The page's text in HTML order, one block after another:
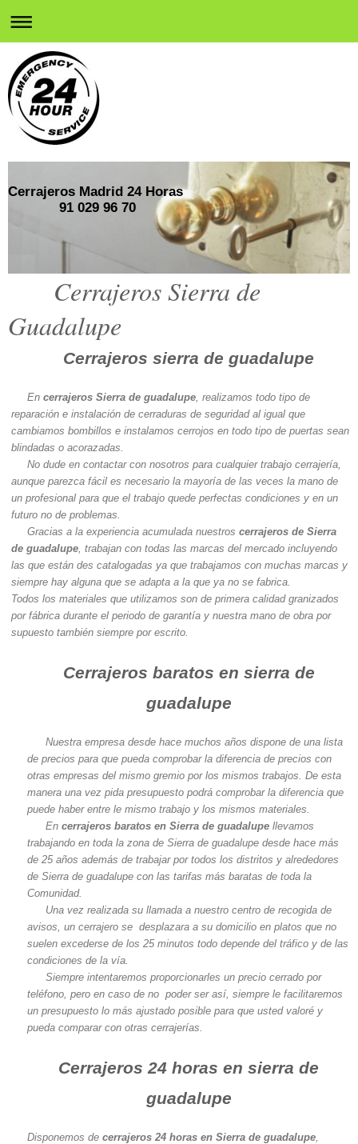
Cerrajeros Madrid 24 Horas
91 029 96 70
Cerrajeros Sierra de
Guadalupe
Cerrajeros sierra de guadalupe
En cerrajeros Sierra de guadalupe , realizamos todo tipo de
reparación e instalación de cerraduras de seguridad al igual que
cambiamos bombillos e instalamos cerrojos en todo tipo de puertas sean
blindadas o acorazadas.
No dude en contactar con nosotros para cualquier trabajo cerrajería,
aunque parezca fácil es necesario la mayoría de las veces la mano de
un profesional para que el trabajo quede perfectas condiciones y en un
futuro no de problemas.
Gracias a la experiencia acumulada nuestros cerrajeros de Sierra
de guadalupe , trabajan con todas las marcas del mercado incluyendo
las que están des catalogadas ya que trabajamos con muchas marcas y
siempre hay alguna que se adapta a la que ya no se fabrica.
Todos los materiales que utilizamos son de primera calidad granizados
por fábrica durante el periodo de garantía y nuestra mano de obra por
supuesto también siempre por escrito.
Cerrajeros baratos en sierra de
guadalupe
Nuestra empresa desde hace muchos años dispone de una lista
de precios para que pueda comprobar la diferencia de precios con
otras empresas del mismo gremio por los mismos trabajos. De esta
manera una vez pida presupuesto podrá comprobar la diferencia que
puede haber entre le mismo trabajo y los mismos materiales.
Encerrajeros baratos en Sierra de guadalupe llevamos
trabajando en toda la zona de Sierra de guadalupe desde hace más
de 25 años además de trabajar por todos los distritos y alrededores
de Sierra de guadalupe con las tarifas más baratas de toda la
Comunidad.
Una vez realizada su llamada a nuestro centro de recogida de
avisos, un cerrajero se desplazara a su domicilio en platos que no
suelen excederse de los 25 minutos todo depende del tráfico y de las
condiciones de la vía.
Siempre intentaremos proporcionarles un precio cerrado por
teléfono, pero en caso de no poder ser así, siempre le facilitaremos
un presupuesto lo más ajustado posible para que usted valoré y
pueda comparar con otras cerrajerías.
Cerrajeros 24 horas en sierra de
guadalupe
Disponemos de cerrajeros 24 horas en Sierra de guadalupe